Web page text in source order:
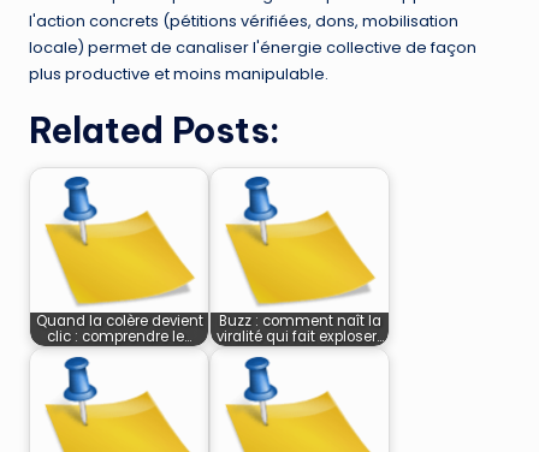
l'action concrets (pétitions vérifiées, dons, mobilisation
locale) permet de canaliser l'énergie collective de façon
plus productive et moins manipulable.
Related Posts:
Quand la colère devient
clic : comprendre le…
Buzz : comment naît la
viralité qui fait exploser…